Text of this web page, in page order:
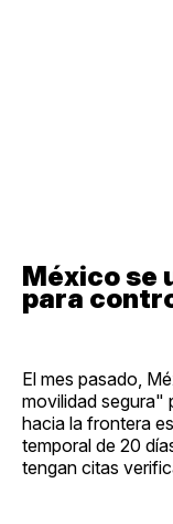
México se
para
El mes pasado,
movilidad segura"
hacia la frontera
temporal de 20
tengan citas